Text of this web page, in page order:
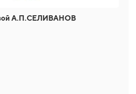
А.П.СЕЛИВАНОВ